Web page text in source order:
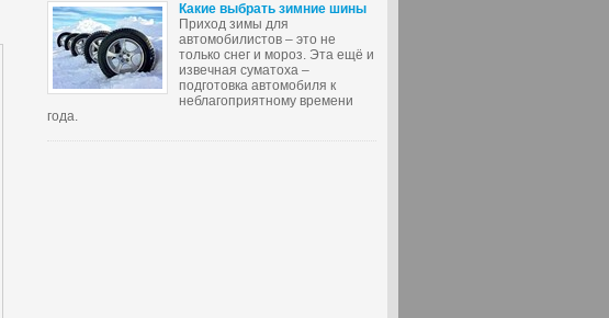
Какие выбрать зимние шины
Приход зимы для
автомобилистов – это не
только снег и мороз. Эта ещё и
извечная суматоха –
подготовка автомобиля к
неблагоприятному времени
года.